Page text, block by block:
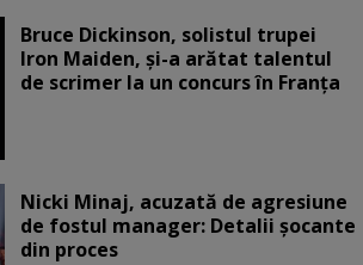
Bruce Dickinson, solistul trupei
Iron Maiden, şi-a arătat talentul
de scrimer la un concurs în Franţa
Nicki Minaj, acuzată de agresiune
de fostul manager: Detalii șocante
din proces